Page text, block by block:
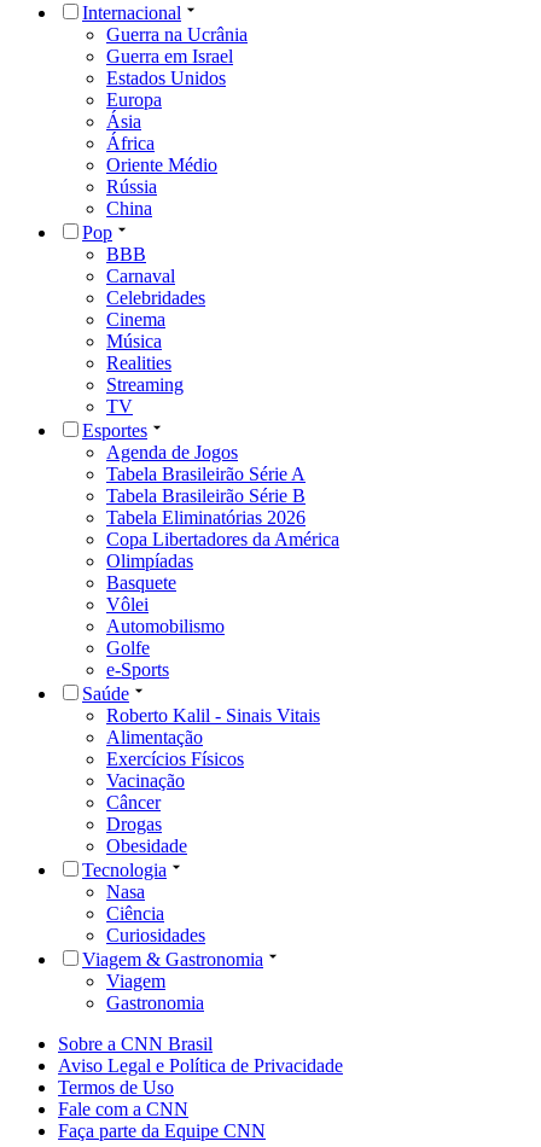
Internacional
Guerra na Ucrânia
Guerra em Israel
Estados Unidos
Europa
Ásia
África
Oriente Médio
Rússia
China
Pop
BBB
Carnaval
Celebridades
Cinema
Música
Realities
Streaming
TV
Esportes
Agenda de Jogos
Tabela Brasileirão Série A
Tabela Brasileirão Série B
Tabela Eliminatórias 2026
Copa Libertadores da América
Olimpíadas
Basquete
Vôlei
Automobilismo
Golfe
e-Sports
Saúde
Roberto Kalil - Sinais Vitais
Alimentação
Exercícios Físicos
Vacinação
Câncer
Drogas
Obesidade
Tecnologia
Nasa
Ciência
Curiosidades
Viagem & Gastronomia
Viagem
Gastronomia
Sobre a CNN Brasil
Aviso Legal e Política de Privacidade
Termos de Uso
Fale com a CNN
Faça parte da Equipe CNN